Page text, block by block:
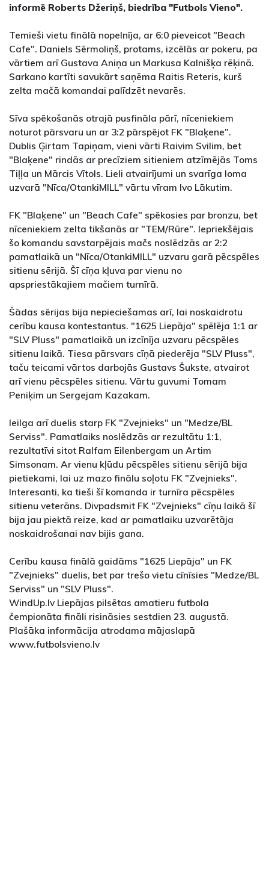
informē Roberts Džeriņš, biedrība "Futbols Vieno".
Temieši vietu finālā nopelnīja, ar 6:0 pieveicot "Beach
Cafe". Daniels Sērmoliņš, protams, izcēlās ar pokeru, pa
vārtiem arī Gustava Aniņa un Markusa Kalnišķa rēķinā.
Sarkano kartīti savukārt saņēma Raitis Reteris, kurš
zelta mačā komandai palīdzēt nevarēs.
Sīva spēkošanās otrajā pusfināla pārī, nīceniekiem
noturot pārsvaru un ar 3:2 pārspējot FK "Blaķene".
Dublis Ģirtam Tapiņam, vieni vārti Raivim Svilim, bet
"Blaķene" rindās ar precīziem sitieniem atzīmējās Toms
Tiļļa un Mārcis Vītols. Lieli atvairījumi un svarīga loma
uzvarā "Nīca/OtankiMILL" vārtu vīram Ivo Lākutim.
FK "Blaķene" un "Beach Cafe" spēkosies par bronzu, bet
nīceniekiem zelta tikšanās ar "TEM/Rūre". Iepriekšējais
šo komandu savstarpējais mačs noslēdzās ar 2:2
pamatlaikā un "Nīca/OtankiMILL" uzvaru garā pēcspēles
sitienu sērijā. Šī cīņa kļuva par vienu no
apspriestākajiem mačiem turnīrā.
Šādas sērijas bija nepieciešamas arī, lai noskaidrotu
cerību kausa kontestantus. "1625 Liepāja" spēlēja 1:1 ar
"SLV Pluss" pamatlaikā un izcīnīja uzvaru pēcspēles
sitienu laikā. Tiesa pārsvars cīņā piederēja "SLV Pluss",
taču teicami vārtos darbojās Gustavs Šukste, atvairot
arī vienu pēcspēles sitienu. Vārtu guvumi Tomam
Peniķim un Sergejam Kazakam.
Ieilga arī duelis starp FK "Zvejnieks" un "Medze/BL
Serviss". Pamatlaiks noslēdzās ar rezultātu 1:1,
rezultatīvi sitot Ralfam Eilenbergam un Artim
Simsonam. Ar vienu kļūdu pēcspēles sitienu sērijā bija
pietiekami, lai uz mazo finālu soļotu FK "Zvejnieks".
Interesanti, ka tieši šī komanda ir turnīra pēcspēles
sitienu veterāns. Divpadsmit FK "Zvejnieks" cīņu laikā šī
bija jau piektā reize, kad ar pamatlaiku uzvarētāja
noskaidrošanai nav bijis gana.
Cerību kausa finālā gaidāms "1625 Liepāja" un FK
"Zvejnieks" duelis, bet par trešo vietu cīnīsies "Medze/BL
Serviss" un "SLV Pluss".
WindUp.lv Liepājas pilsētas amatieru futbola
čempionāta fināli risināsies sestdien 23. augustā.
Plašāka informācija atrodama mājaslapā
www.futbolsvieno.lv